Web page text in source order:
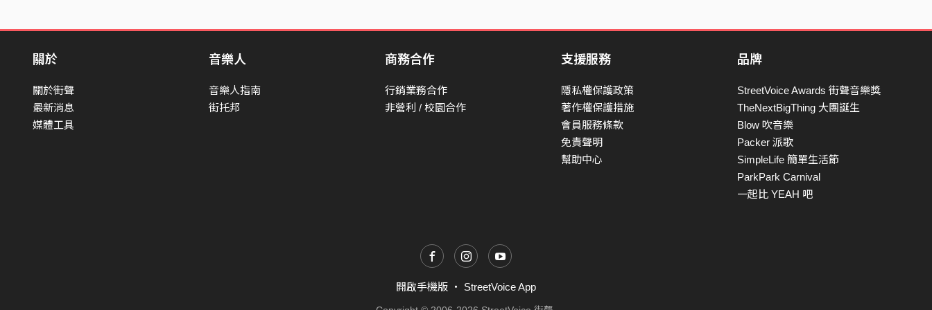
關於
關於街聲
最新消息
媒體工具
音樂人
音樂人指南
街托邦
商務合作
行銷業務合作
非營利 / 校園合作
支援服務
隱私權保護政策
著作權保護措施
會員服務條款
免責聲明
幫助中心
品牌
StreetVoice Awards 街聲音樂獎
TheNextBigThing 大團誕生
Blow 吹音樂
Packer 派歌
SimpleLife 簡單生活節
ParkPark Carnival
一起比 YEAH 吧
開啟手機版 ・ StreetVoice App